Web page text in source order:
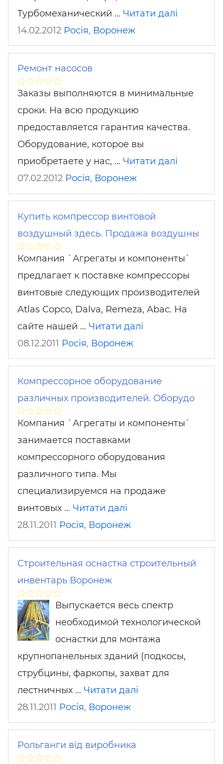
Турбомеханический … Читати далі
14.02.2012 Росія, Воронеж
Ремонт насосов
Заказы выполняются в минимальные
сроки. На всю продукцию
предоставляется гарантия качества.
Оборудование, которое вы
приобретаете у нас, … Читати далі
07.02.2012 Росія, Воронеж
Купить компрессор винтовой
воздушный здесь. Продажа воздушны
Компания `Агрегаты и компоненты`
предлагает к поставке компрессоры
винтовые следующих производителей
Atlas Copco, Dalva, Remeza, Abac. На
сайте нашей … Читати далі
08.12.2011 Росія, Воронеж
Компрессорное оборудование
различных производителей. Оборудо
Компания `Агрегаты и компоненты`
занимается поставками
компрессорного оборудования
различного типа. Мы
специализируемся на продаже
винтовых … Читати далі
28.11.2011 Росія, Воронеж
Строительная оснастка строительный
инвентарь Воронеж
Выпускается весь спектр
необходимой технологической
оснастки для монтажа
крупнопанельных зданий (подкосы,
струбцины, фаркопы, захват для
лестничных … Читати далі
28.11.2011 Росія, Воронеж
Рольганги від виробника